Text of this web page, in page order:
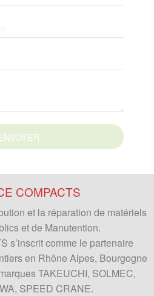
COMPACTS
et la réparation de matériels
et de Manutention.
s’inscrit comme le partenaire
en Rhône Alpes, Bourgogne
TAKEUCHI, SOLMEC,
SPEED CRANE.